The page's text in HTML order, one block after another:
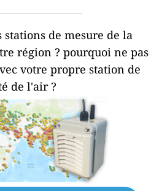
stations de mesure de la
région ? pourquoi ne pas
votre propre station de
de l'air ?